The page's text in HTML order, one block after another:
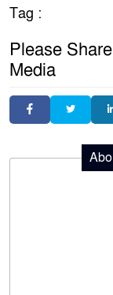
Tag :
Please
Media